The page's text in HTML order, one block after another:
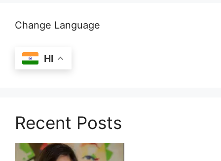
Change Language
HI
Recent Posts